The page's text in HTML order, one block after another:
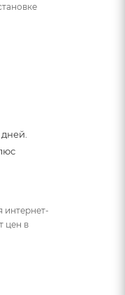
интернет-
цен в